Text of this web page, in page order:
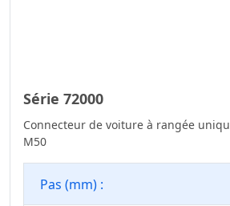
Automobile
Série De
Connecteurs PSP
Série De
Connecteurs
Série 72000
Connecteur de voiture à rangée
M50
Pas (mm) :